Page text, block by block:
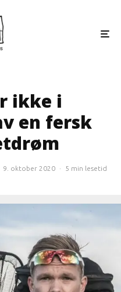
ikke i
en fersk
9. oktober 2020 · 5 min lesetid